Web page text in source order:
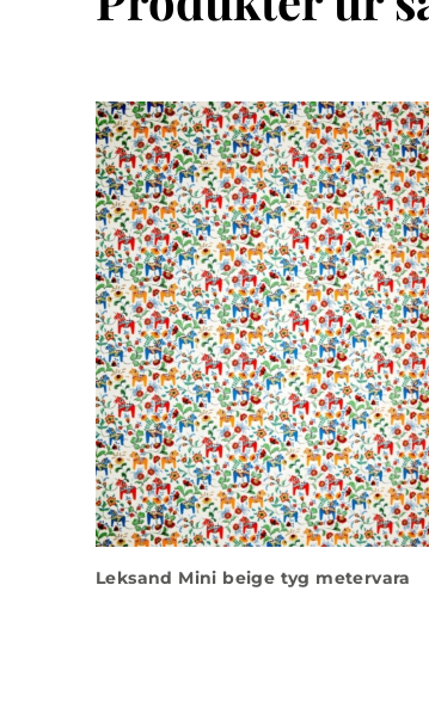
Leksand Mini beige tyg metervara